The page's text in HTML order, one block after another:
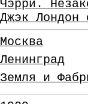
Чэрри.
Джэк Лондон
Москва
Ленинград
Земля и